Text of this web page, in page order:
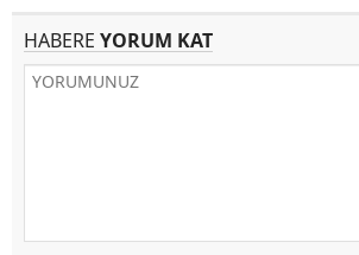
HABERE YORUM KAT